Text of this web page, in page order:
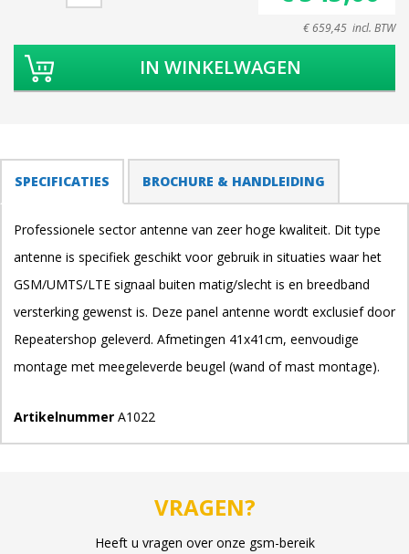
€ 659,45 incl. BTW
SPECIFICATIES (ACTIEVE
TABBLAD)
BROCHURE & HANDLEIDING
Professionele sector antenne van zeer hoge kwaliteit. Dit type
antenne is specifiek geschikt voor gebruik in situaties waar het
GSM/UMTS/LTE signaal buiten matig/slecht is en breedband
versterking gewenst is. Deze panel antenne wordt exclusief door
Repeatershop geleverd. Afmetingen 41x41cm, eenvoudige
montage met meegeleverde beugel (wand of mast montage).
Artikelnummer A1022
VRAGEN?
Heeft u vragen over onze gsm-bereik